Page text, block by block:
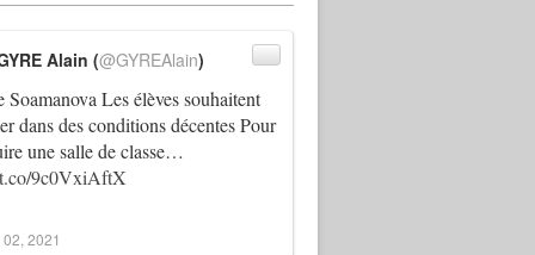
Soamanova Les élèves souhaitent
dans des conditions décentes Pour
une salle de classe…
9c0VxiAftX
Alain (@GYREAlain)
2021